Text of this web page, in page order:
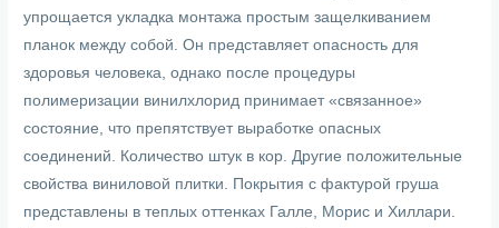
упрощается укладка монтажа простым защелкиванием
планок между собой. Он представляет опасность для
здоровья человека, однако после процедуры
полимеризации винилхлорид принимает «связанное»
состояние, что препятствует выработке опасных
соединений. Количество штук в кор. Другие положительные
свойства виниловой плитки. Покрытия с фактурой груша
представлены в теплых оттенках Галле, Морис и Хиллари.